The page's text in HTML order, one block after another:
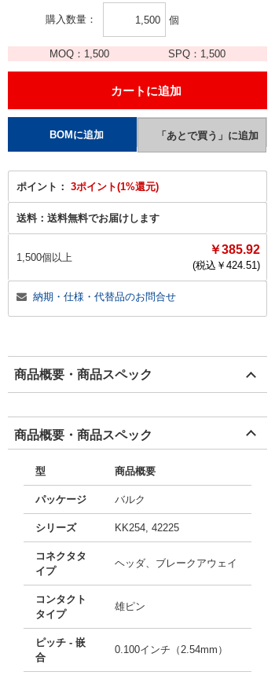
購入数量 個
MOQ： 1,500 SPQ： 1,500
ポイント： 3ポイント(1%還元)
送料： 送料無料でお届けします
1,500個以上
￥385.92
(税込￥ 424.51)
納期・仕様・代替品のお問合せ
商品概要・商品スペック
商品概要・商品スペック
型 商品概要
パッケージ バルク
シリーズ KK254, 42225
コネクタタ
イプ
ヘッダ、ブレークアウェイ
コンタクト
タイプ
雄ピン
ピッチ - 嵌
合
0.100インチ（2.54mm）